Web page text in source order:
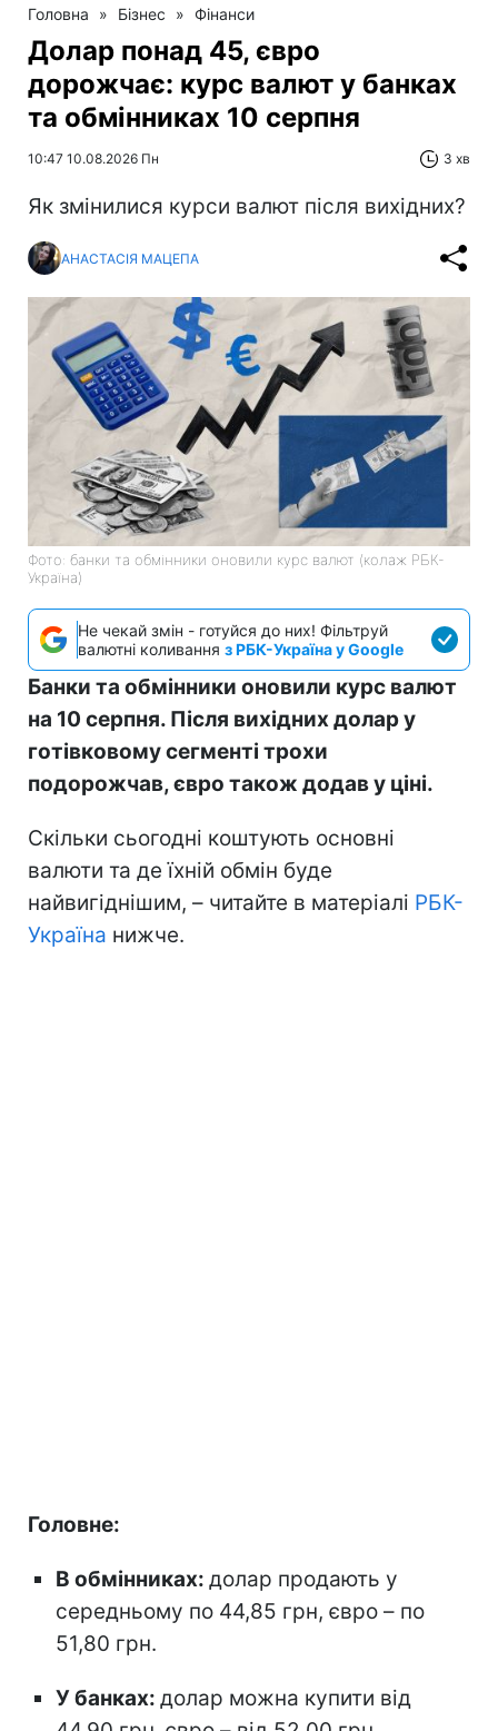
Головна » Бізнес » Фінанси
Долар понад 45, євро
дорожчає: курс валют у банках
та обмінниках 10 серпня
10:47 10.08.2026 Пн 3 хв
Як змінилися курси валют після вихідних?
АНАСТАСІЯ МАЦЕПА
Фото: банки та обмінники оновили курс валют (колаж РБК-
Україна)
Не чекай змін - готуйся до них! Фільтруй
валютні коливання з РБК-Україна у Google
Банки та обмінники оновили курс валют
на 10 серпня. Після вихідних долар у
готівковому сегменті трохи
подорожчав, євро також додав у ціні.
Скільки сьогодні коштують основні
валюти та де їхній обмін буде
найвигіднішим, – читайте в матеріалі РБК-
Україна нижче.
Головне:
В обмінниках: долар продають у
середньому по 44,85 грн, євро – по
51,80 грн.
У банках: долар можна купити від